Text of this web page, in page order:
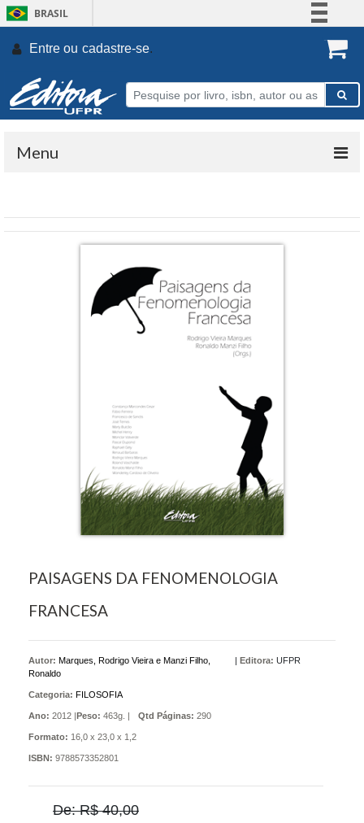
BRASIL
Participe
Entre ou cadastre-se.
Menu
PAISAGENS DA FENOMENOLOGIA
FRANCESA
Autor: Marques, Rodrigo Vieira e Manzi Filho,
Ronaldo
|Editora: UFPR
Categoria: FILOSOFIA
Ano: 2012 |Peso: 463g. | Qtd Páginas: 290
Formato: 16,0 x 23,0 x 1,2
ISBN: 9788573352801
De: R$ 40,00